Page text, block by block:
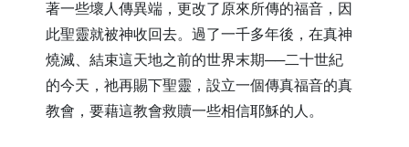
著一些壞人傳異端，更改了原來所傳的福音，因
此聖靈就被神收回去。過了一千多年後，在真神
燒滅、結束這天地之前的世界末期──二十世紀
的今天，祂再賜下聖靈，設立一個傳真福音的真
教會，要藉這教會救贖一些相信耶穌的人。